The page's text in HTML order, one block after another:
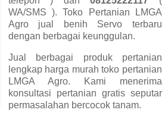
WA/SMS ). Toko Pertanian LMGA
Agro jual benih Servo terbaru
dengan berbagai keunggulan.
Jual berbagai produk pertanian
lengkap harga murah toko pertanian
LMGA Agro. Kami menerima
konsultasi pertanian gratis seputar
permasalahan bercocok tanam.